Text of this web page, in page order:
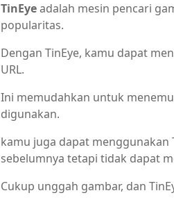
TinEyeadalah mesin pencari
popularitas.
Dengan TinEye, kamu dapat
URL.
Ini memudahkan untuk
digunakan.
kamu juga dapat
sebelumnya tetapi tidak dapat
Cukup unggah gambar, dan